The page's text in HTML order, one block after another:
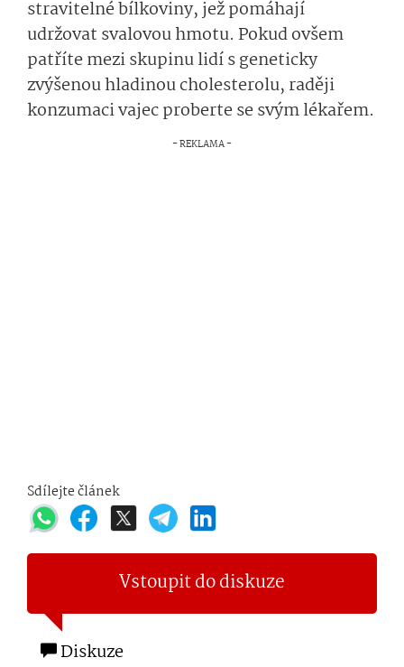
stravitelné bílkoviny, jež pomáhají
udržovat svalovou hmotu. Pokud ovšem
patříte mezi skupinu lidí s geneticky
zvýšenou hladinou cholesterolu, raději
konzumaci vajec proberte se svým lékařem.
Sdílejte článek
Vstoupit do diskuze
Diskuze